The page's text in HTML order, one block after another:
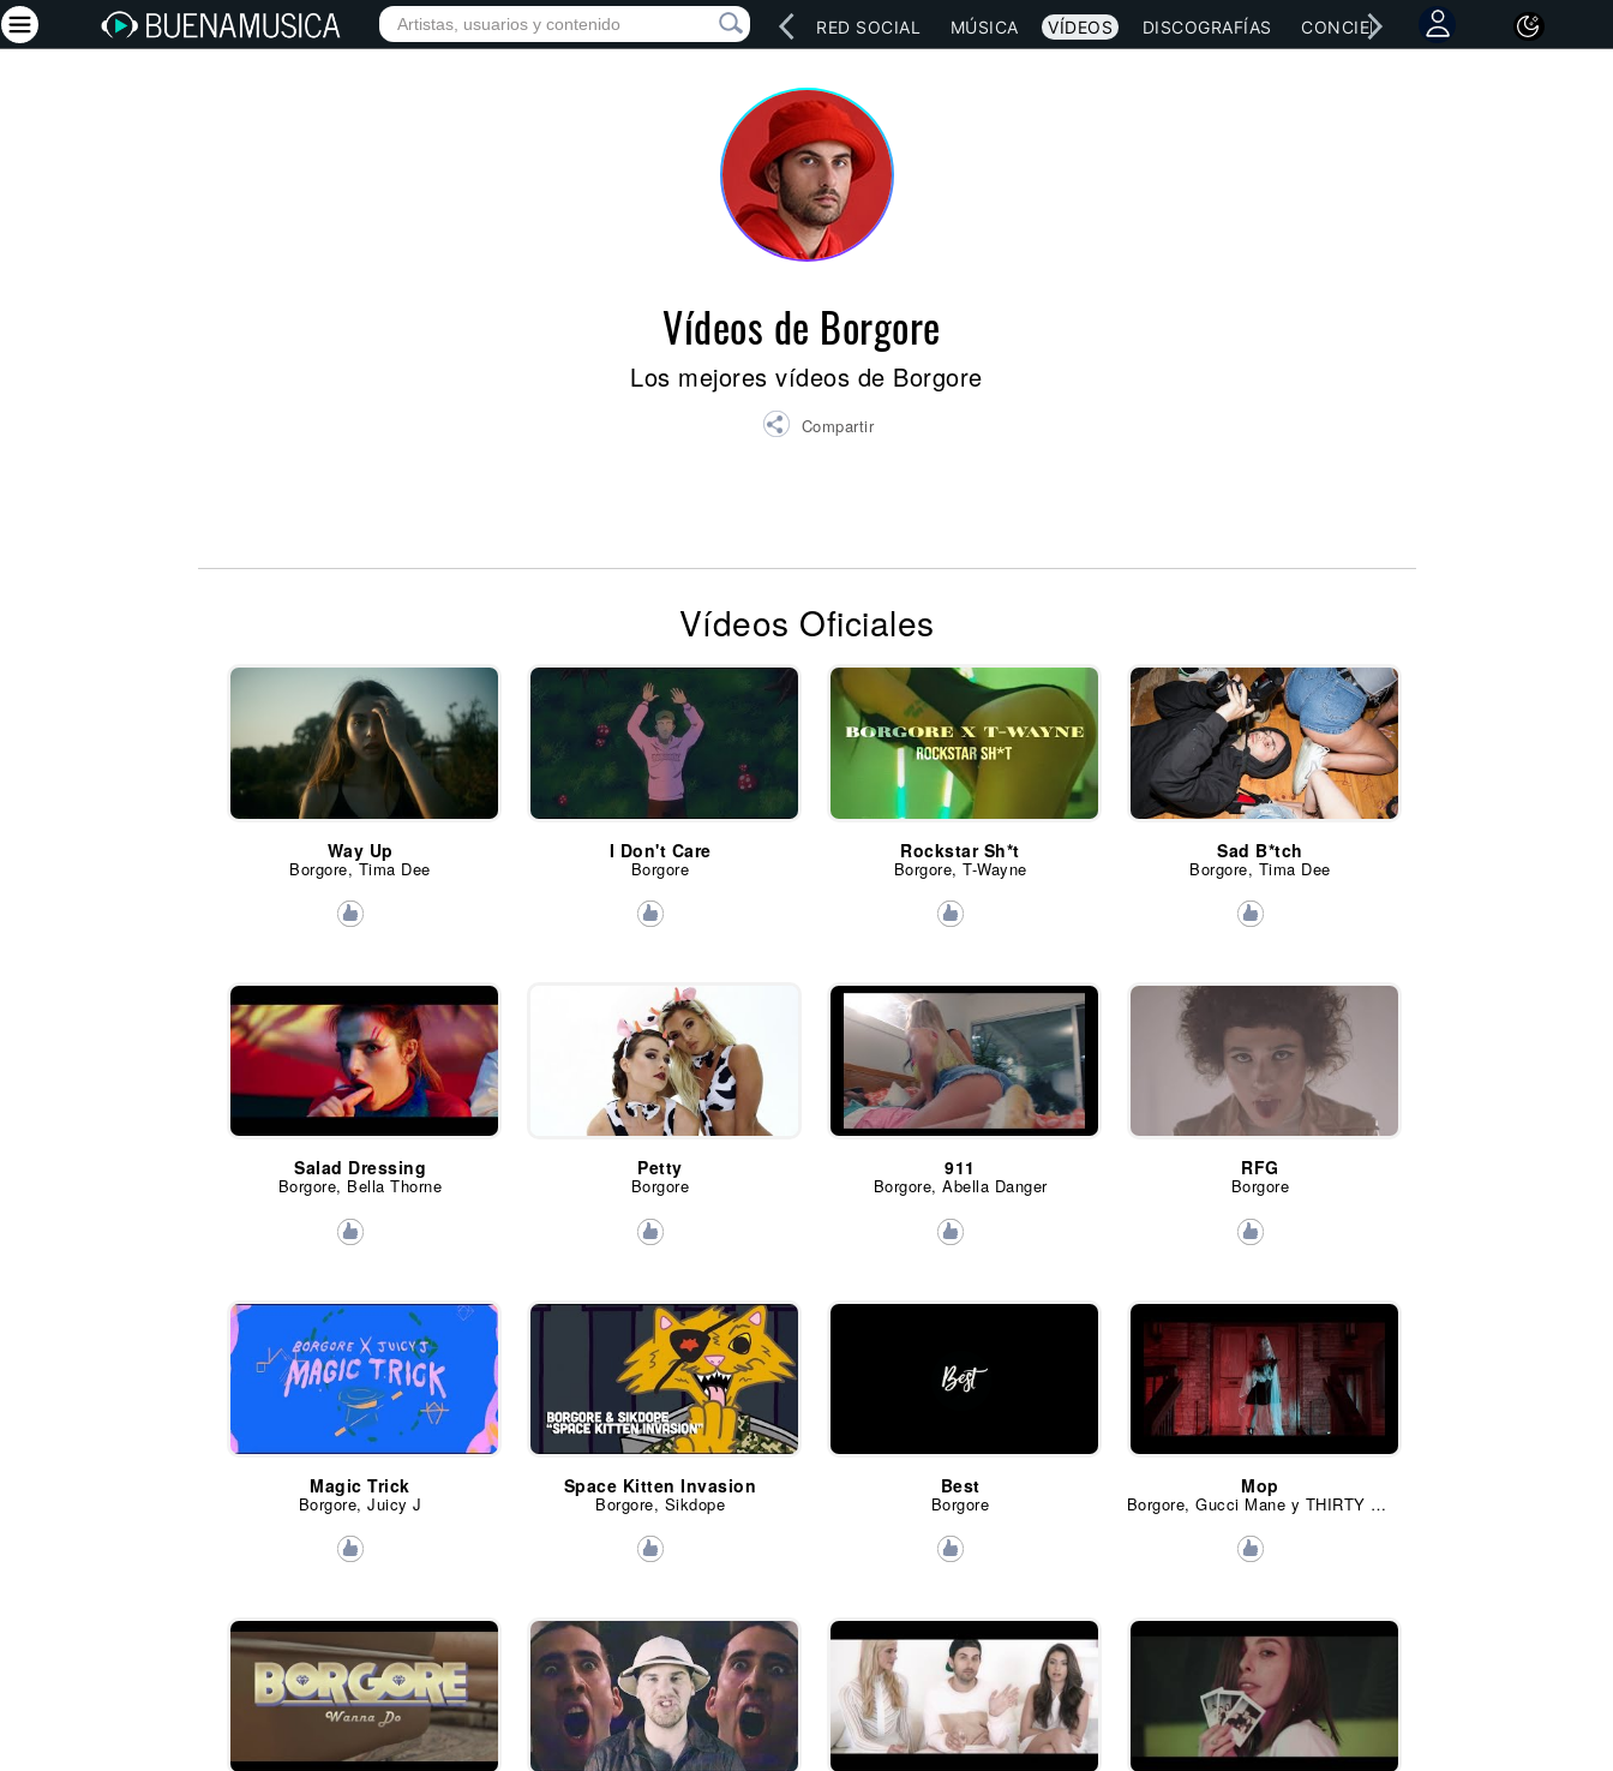
INICIO ARTISTAS RED SOCIAL MÚSICA VÍDEOS DISCOGRAFÍAS CONCIERTOS LETRAS
Vídeos de Borgore
Los mejores vídeos de Borgore
Compartir
Vídeos Oficiales
Way Up
Borgore, Tima Dee
I Don't Care
Borgore
Rockstar Sh*t
Borgore, T-Wayne
Sad B*tch
Borgore, Tima Dee
Salad Dressing
Borgore, Bella Thorne
Petty
Borgore
911
Borgore, Abella Danger
RFG
Borgore
Magic Trick
Borgore, Juicy J
Space Kitten Invasion
Borgore, Sikdope
Best
Borgore
Mop
Borgore, Gucci Mane y THIRTY RACK